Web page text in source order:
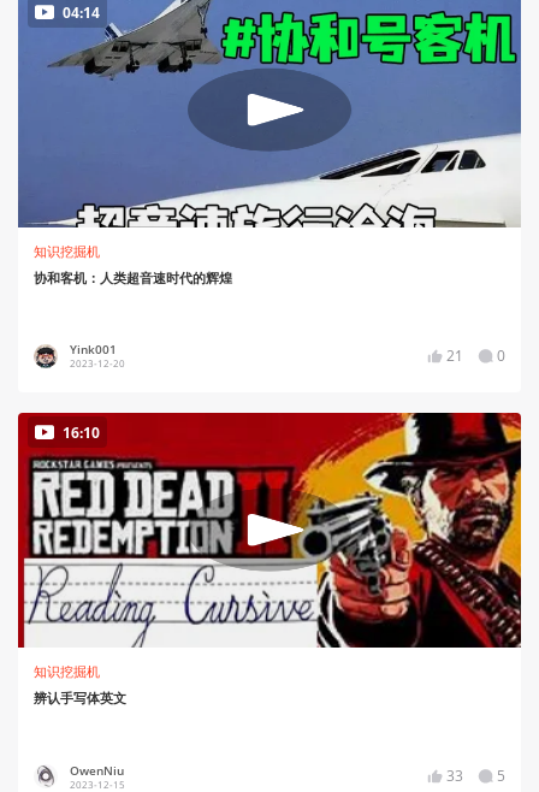
04:14
知识挖掘机
协和客机：人类超音速时代的辉煌
Yink001
2023-12-20 21 0
16:10
知识挖掘机
辨认手写体英文
OwenNiu
2023-12-15 33 5